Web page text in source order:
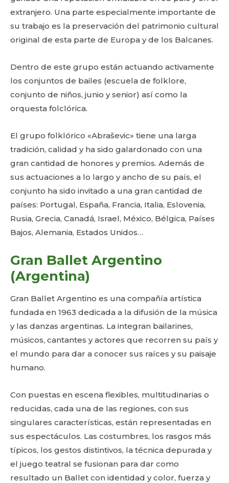
extranjero. Una parte especialmente importante de
su trabajo es la preservación del patrimonio cultural
original de esta parte de Europa y de los Balcanes.
Dentro de este grupo están actuando activamente
los conjuntos de bailes (escuela de folklore,
conjunto de niños, junio y senior) así como la
orquesta folclórica.
El grupo folklórico «Abraševic» tiene una larga
tradición, calidad y ha sido galardonado con una
gran cantidad de honores y premios. Además de
sus actuaciones a lo largo y ancho de su país, el
conjunto ha sido invitado a una gran cantidad de
países: Portugal, España, Francia, Italia, Eslovenia,
Rusia, Grecia, Canadá, Israel, México, Bélgica, Países
Bajos, Alemania, Estados Unidos…
Gran Ballet Argentino
(Argentina)
Gran Ballet Argentino es una compañía artística
fundada en 1963 dedicada a la difusión de la música
y las danzas argentinas. La integran bailarines,
músicos, cantantes y actores que recorren su país y
el mundo para dar a conocer sus raíces y su paisaje
humano.
Con puestas en escena flexibles, multitudinarias o
reducidas, cada una de las regiones, con sus
singulares características, están representadas en
sus espectáculos. Las costumbres, los rasgos más
típicos, los gestos distintivos, la técnica depurada y
el juego teatral se fusionan para dar como
resultado un Ballet con identidad y color, fuerza y